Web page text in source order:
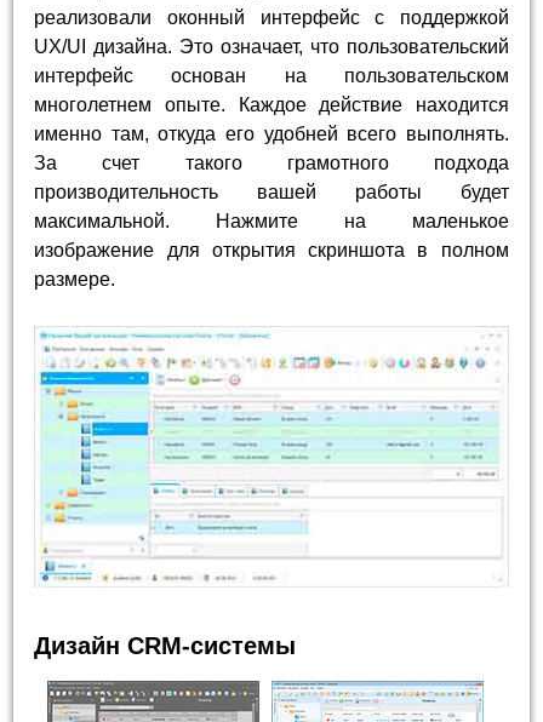
реализовали оконный интерфейс с поддержкой
UX/UI дизайна. Это означает, что пользовательский
интерфейс основан на пользовательском
многолетнем опыте. Каждое действие находится
именно там, откуда его удобней всего выполнять.
За счет такого грамотного подхода
производительность вашей работы будет
максимальной. Нажмите на маленькое
изображение для открытия скриншота в полном
размере.
Дизайн CRM-системы